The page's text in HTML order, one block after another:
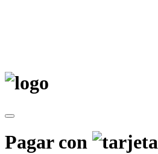
Pagar con